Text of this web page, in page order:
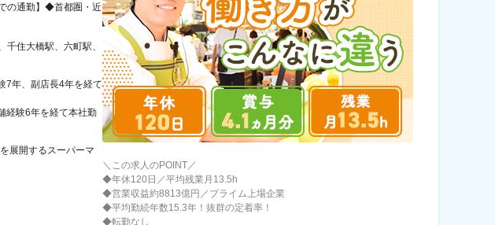
の通勤】◆首都圏・近
住大橋駅、六町駅、
7年、副店長4年を経て
経験6年を経て本社勤
展開するスーパーマ
＼この求人のPOINT／
◆年休120日／平均残業月13.5h
◆営業収益約8813億円／プライム上場企業
◆平均勤続年数15.3年！抜群の定着率！
◆転勤なし